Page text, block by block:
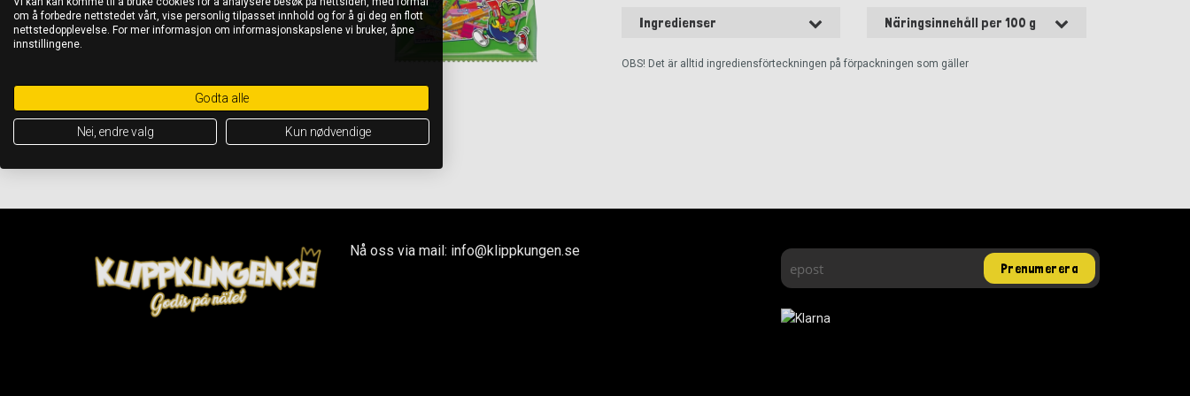
Ingredienser Näringsinnehåll per 100 g
OBS! Det är alltid ingrediensförteckningen på förpackningen som gäller
Nå oss via mail: info@klippkungen.se
om å forbedre nettstedet vårt, vise personlig tilpasset innhold og for å gi deg en flott
nettstedopplevelse. For mer informasjon om informasjonskapslene vi bruker, åpne
innstillingene.
Godta alle
Nei, endre valg Kun nødvendige